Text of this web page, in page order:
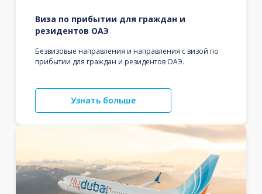
Виза по прибытии для граждан и
резидентов ОАЭ
Безвизовые направления и направления с визой по
прибытии для граждан и резидентов ОАЭ.
Узнать больше